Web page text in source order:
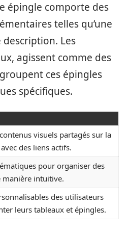
épingle comporte des
telles qu’une
Les
agissent comme des
ces épingles
spécifiques.
visuels partagés sur la
des liens actifs.
pour organiser des
manière intuitive.
des utilisateurs
leurs tableaux et épingles.